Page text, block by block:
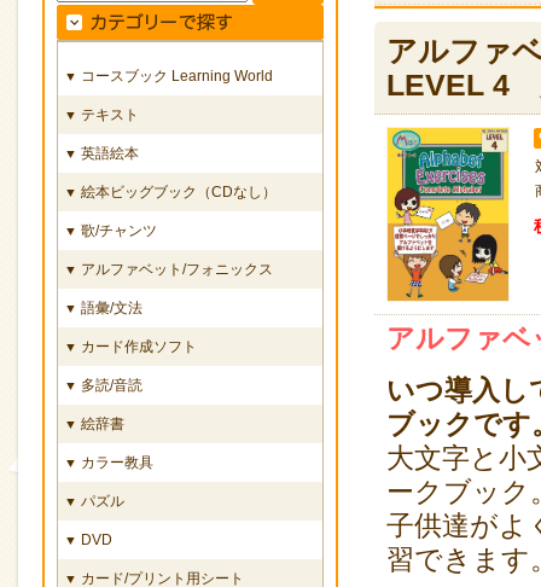
▼ コースブック Learning World
▼ テキスト
▼ 英語絵本
▼ 絵本ビッグブック（CDなし）
▼ 歌/チャンツ
▼ アルファベット/フォニックス
▼ 語彙/文法
▼ カード作成ソフト
▼ 多読/音読
▼ 絵辞書
▼ カラー教具
▼ パズル
▼ DVD
▼ カード/プリント用シート
アルファ
LEVEL 4
アルファベ
いつ導入し
ブックです
大文字と小
ークブック
子供達がよ
習できます